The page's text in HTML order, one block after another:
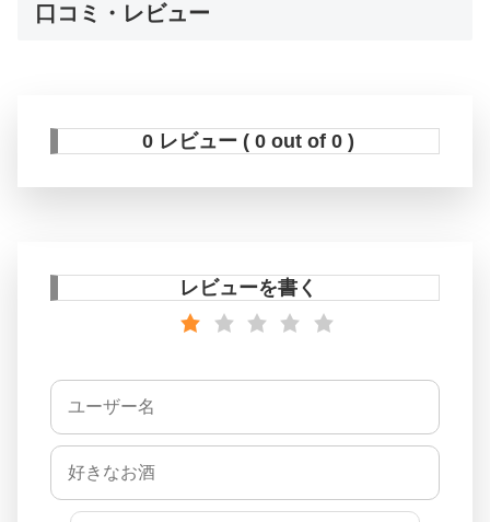
口コミ・レビュー
0 レビュー ( 0 out of 0 )
レビューを書く